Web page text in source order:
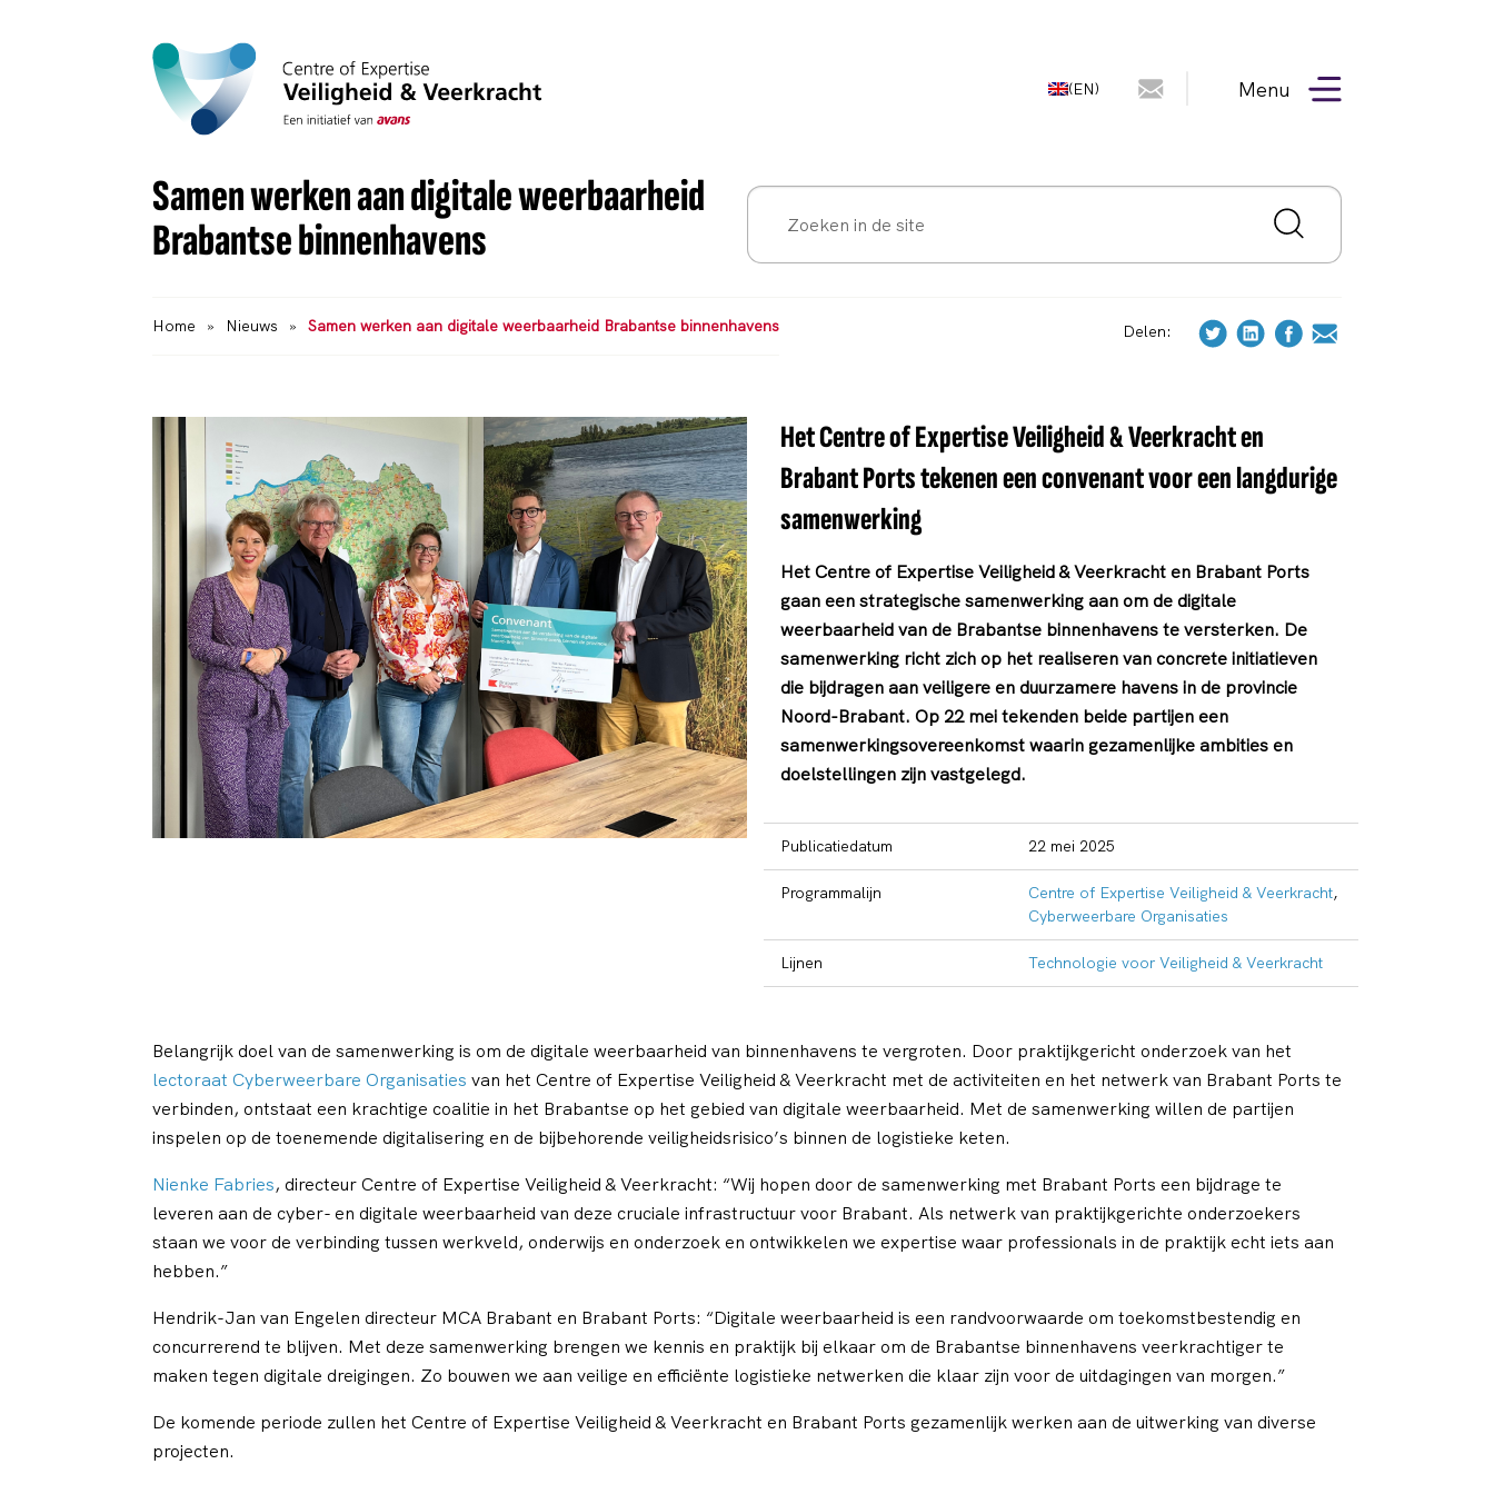
(EN) Menu
Samen werken aan digitale weerbaarheid
Brabantse binnenhavens
Home » Nieuws » Samen werken aan digitale weerbaarheid Brabantse binnenhavens Delen:
Het Centre of Expertise Veiligheid & Veerkracht en
Brabant Ports tekenen een convenant voor een langdurige
samenwerking
Het Centre of Expertise Veiligheid & Veerkracht en Brabant Ports
gaan een strategische samenwerking aan om de digitale
weerbaarheid van de Brabantse binnenhavens te versterken. De
samenwerking richt zich op het realiseren van concrete initiatieven
die bijdragen aan veiligere en duurzamere havens in de provincie
Noord-Brabant. Op 22 mei tekenden beide partijen een
samenwerkingsovereenkomst waarin gezamenlijke ambities en
doelstellingen zijn vastgelegd.
Publicatiedatum 22 mei 2025
Programmalijn Centre of Expertise Veiligheid & Veerkracht,
Cyberweerbare Organisaties
Lijnen Technologie voor Veiligheid & Veerkracht
Belangrijk doel van de samenwerking is om de digitale weerbaarheid van binnenhavens te vergroten. Door praktijkgericht onderzoek van het
lectoraat Cyberweerbare Organisaties van het Centre of Expertise Veiligheid & Veerkracht met de activiteiten en het netwerk van Brabant Ports te
verbinden, ontstaat een krachtige coalitie in het Brabantse op het gebied van digitale weerbaarheid. Met de samenwerking willen de partijen
inspelen op de toenemende digitalisering en de bijbehorende veiligheidsrisico’s binnen de logistieke keten.
Nienke Fabries, directeur Centre of Expertise Veiligheid & Veerkracht: “Wij hopen door de samenwerking met Brabant Ports een bijdrage te
leveren aan de cyber- en digitale weerbaarheid van deze cruciale infrastructuur voor Brabant. Als netwerk van praktijkgerichte onderzoekers
staan we voor de verbinding tussen werkveld, onderwijs en onderzoek en ontwikkelen we expertise waar professionals in de praktijk echt iets aan
hebben.”
Hendrik-Jan van Engelen directeur MCA Brabant en Brabant Ports: “Digitale weerbaarheid is een randvoorwaarde om toekomstbestendig en
concurrerend te blijven. Met deze samenwerking brengen we kennis en praktijk bij elkaar om de Brabantse binnenhavens veerkrachtiger te
maken tegen digitale dreigingen. Zo bouwen we aan veilige en efficiënte logistieke netwerken die klaar zijn voor de uitdagingen van morgen.”
De komende periode zullen het Centre of Expertise Veiligheid & Veerkracht en Brabant Ports gezamenlijk werken aan de uitwerking van diverse
projecten.